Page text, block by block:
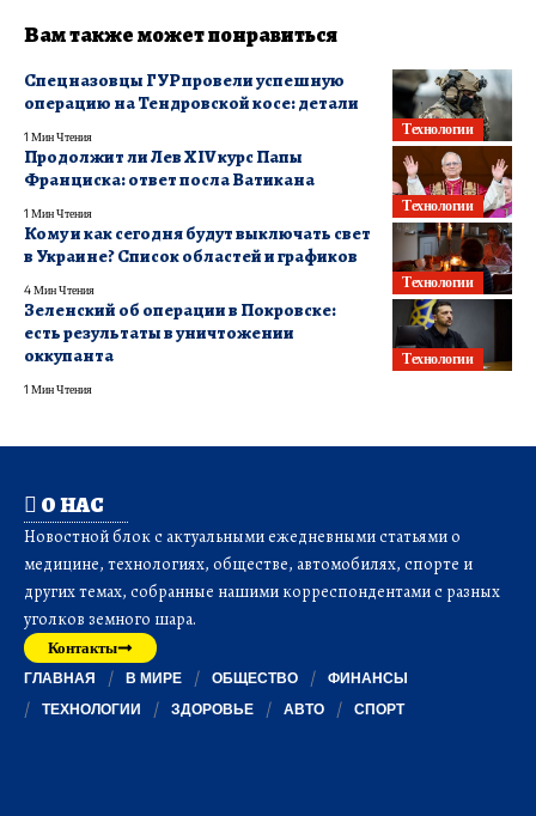
Вам также может понравиться
Технологии
Спецназовцы ГУР провели успешную
операцию на Тендровской косе: детали
1 Мин Чтения
Технологии
Продолжит ли Лев XIV курс Папы
Франциска: ответ посла Ватикана
1 Мин Чтения
Технологии
Кому и как сегодня будут выключать свет
в Украине? Список областей и графиков
4 Мин Чтения
Технологии
Зеленский об операции в Покровске:
есть результаты в уничтожении
оккупанта
1 Мин Чтения
О НАС
Новостной блок с актуальными ежедневными статьями о
медицине, технологиях, обществе, автомобилях, спорте и
других темах, собранные нашими корреспондентами с разных
уголков земного шара.
Контакты
ГЛАВНАЯ В МИРЕ ОБЩЕСТВО
ФИНАНСЫ
ТЕХНОЛОГИИ
ЗДОРОВЬЕ АВТО СПОРТ